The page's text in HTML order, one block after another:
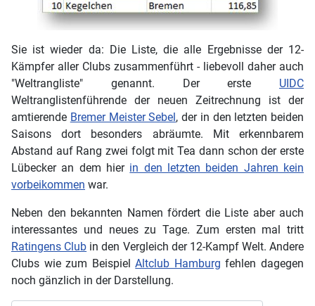
Sie ist wieder da: Die Liste, die alle Ergebnisse der 12-
Kämpfer aller Clubs zusammenführt - liebevoll daher auch
"Weltrangliste" genannt. Der erste UIDC
Weltranglistenführende der neuen Zeitrechnung ist der
amtierende Bremer Meister Sebel, der in den letzten beiden
Saisons dort besonders abräumte. Mit erkennbarem
Abstand auf Rang zwei folgt mit Tea dann schon der erste
Lübecker an dem hier in den letzten beiden Jahren kein
vorbeikommen war.
Neben den bekannten Namen fördert die Liste aber auch
interessantes und neues zu Tage. Zum ersten mal tritt
Ratingens Club in den Vergleich der 12-Kampf Welt. Andere
Clubs wie zum BeispielAltclub Hamburg fehlen dagegen
noch gänzlich in der Darstellung.